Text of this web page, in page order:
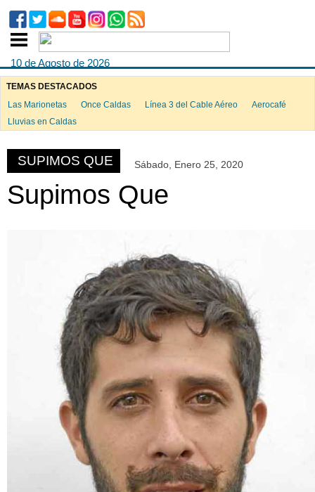
10 de Agosto de 2026
TEMAS DESTACADOS
Las Marionetas
Once Caldas Línea 3 del Cable Aéreo
Aerocafé
Lluvias en Caldas
SUPIMOS QUE Sábado, Enero 25, 2020
Supimos Que